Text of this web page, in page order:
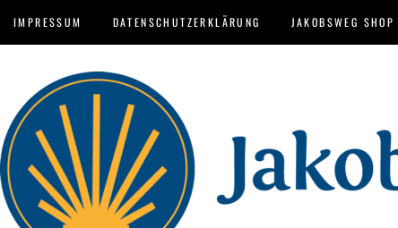
IMPRESSUM DATENSCHUTZERKLÄRUNG JAKOBSWEG SHOP